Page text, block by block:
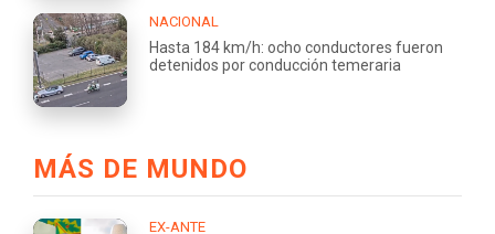
NACIONAL
Hasta 184 km/h: ocho conductores fueron
detenidos por conducción temeraria
MÁS DE MUNDO
EX-ANTE